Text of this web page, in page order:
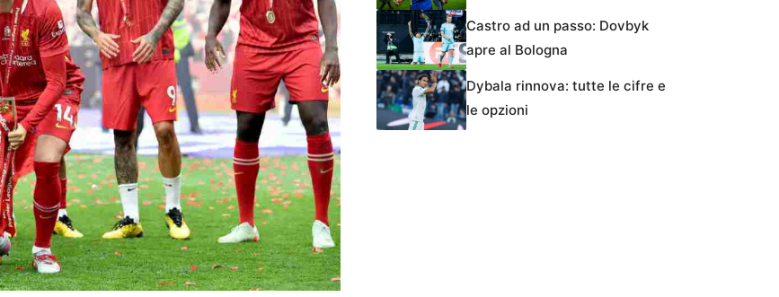
Castro ad un passo: Dovbyk
apre al Bologna
Dybala rinnova: tutte le cifre e
le opzioni